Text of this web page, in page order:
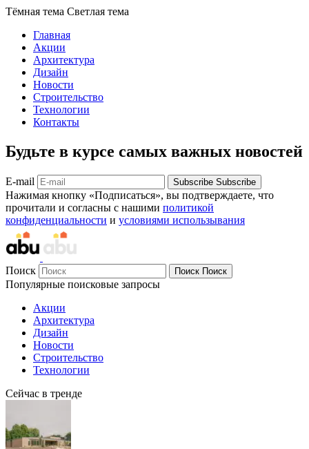
Тёмная тема Светлая тема
Главная
Акции
Архитектура
Дизайн
Новости
Строительство
Технологии
Контакты
Будьте в курсе самых важных новостей
E-mail Subscribe Subscribe
Нажимая кнопку «Подписаться», вы подтверждаете, что
прочитали и согласны с нашими политикой
конфиденциальности и условиями использывания
Поиск Поиск Поиск
Популярные поисковые запросы
Акции
Архитектура
Дизайн
Новости
Строительство
Технологии
Сейчас в тренде